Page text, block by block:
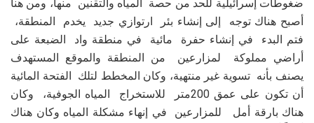
ضغوطات إسرائيلية للحد من حصة المياه والتقنين منها، ومن هنا
أصبح هناك توجه إلى إنشاء بئر ارتوازي جديد يخدم المنطقة،
فتم البدء في إنشاء حفرة مائية في منطقة واد الضبعة على
أراضي مملوكة لمزارعين من المنطقة والموقع المستهدف
يصنف بأنه تسوية غير منتهية، وكان المخطط لتلك الفتحة المائية
أن تكون على عمق 200متر للاستخراج المياه الجوفية، وكان
هناك بارقة أمل للمزارعين في إنهاء مشكلة المياه وكان هناك